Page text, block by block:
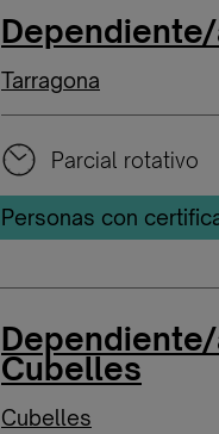
Tarragona
Parcial rotativo
Personas con
Cubelles
Cubelles